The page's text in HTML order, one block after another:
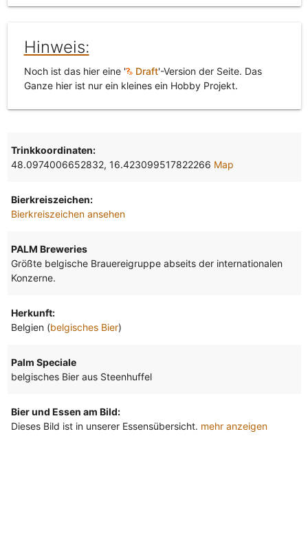
Hinweis:
Noch ist das hier eine ' Draft'-Version der Seite. Das
Ganze hier ist nur ein kleines ein Hobby Projekt.
Trinkkoordinaten:
48.0974006652832, 16.423099517822266 Map
Bierkreiszeichen:
Bierkreiszeichen ansehen
PALM Breweries
Größte belgische Brauereigruppe abseits der internationalen
Konzerne.
Herkunft:
Belgien (belgisches Bier)
Palm Speciale
belgisches Bier aus Steenhuffel
Bier und Essen am Bild:
Dieses Bild ist in unserer Essensübersicht. mehr anzeigen